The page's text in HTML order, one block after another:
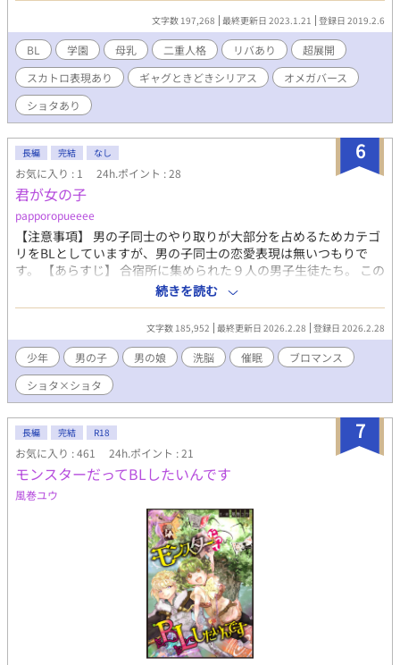
ののBLに挑戦してみました。 拙いお話ですが、読んで下さる方は
どうぞよろしくお願いします。
描写、阿呆描写の多い作品です。 ※2 番外編はより変態的な展
開になっています 現在、筆者のネタ切れ感がすごいあります(汗)
私の力で書ける範囲であれば何とか書くようにします！ 感想あた
りでなんなりとどうぞ！ 人目に見える感想ではちょっとという方
は筆者のページにツイッターＵＲＬ貼っているのでＤＭを！ 【近
況報告】 20.02.10 新話「痴漢するな(3)」を投稿しました。良い
最終回だった……。 20.02.11 「記憶喪失になるな(2)」を投稿し
20.02.12 「俺達を子供にするな(1)」を投稿します。ショタ×ショ
タ 好きかい？ 20.02.14 「好きな子をレイプしてしまったんです
がどうすれば良いですか(1)」を投稿しました。 書きたいネタを番
外編にしました。 20.02.17 「好きな子をレイプしてしまったんで
すがどうすれば良いですか(2)」を投稿しました。 初めてをいただ
く話は最高だぜ！！ 20.02.18 「好きな子をレイプしてしまったん
ですがどうすれば良いですか(3)」を投稿します。 本編よりいい最
終回……ではなく(4)で終了予定です。 20.02.19 好きな子をレイ
プしてしまったんですがどうすれば良いですか(4)投稿しました。
やっぱハッピーエンド大好き。 そして、 新たな保健室の物語が幕
開けか！？ 20.02.20 ノンケの腐男子ですけどBL創作のために彼
氏が欲しいんですが(1)を投稿します。 小説家たるもの、リアルな
経験をしないとな！ 21.03.08 読者様にスクリーン越しにリモート
土下座します。久々の投稿で申し訳ないです。とりあえず生きて
います。学園生活編として最新話「座薬で感じるな！」を投稿し
ました。一応R18描写ありますが、一日外出録ハンチョ○なみに
に商品のステマやっている描写もあります。 21.03.21 二重人格の
子と付き合いたいのですがどうすれば良いでしょうか？ 一気に完
結まで五話公開しました！ 一番闇の深いヒロイン♂ができあが
りました。 23.01.21 番外編：校医の不純同性交遊相談所で 亡く
なった彼女の弟を好きになってしまいましたを投稿しました。 一
年以上新作を投稿するきになれなかったわ……。 闇深さとエロさ
をミックスしたお話になりました。 23.08.13 表紙に今作の受男子
の清美君のイメージ(AIイラスト)を追加しました。
文字数 197,268 最終更新日 2023.1.21 登録日 2019.2.6
BL 学園 母乳 二重人格 リバあり
超展開
スカトロ表現あり
ギャグときどきシリアス
オメガバース
ショタあり
6
長編 完結 なし
お気に入り : 1 24h.ポイント : 28
君が女の子
papporopueeee
【注意事項】 男の子同士のやり取りが大部分を占めるためカテゴ
リをBLとしていますが、男の子同士の恋愛表現は無いつもりで
す。 【あらすじ】 合宿所に集められた９人の男子生徒たち。 この
中で男の子なのは１人だけ、残りは心が女の子だと狂ったAIが言
いました。 毎晩の話し合いで心の中の女の子を暴かれた生徒は、
AIによって素直な女の子に洗脳されてしまいます。 秘密を守りた
いなら、男の子のままでいたいなら、誰かに女の子を押し付けな
ければなりません。 あらすじは以上です。 それでは――女の子を
決める話し合いを始めてください。
続きを読む
文字数 185,952 最終更新日 2026.2.28 登録日 2026.2.28
少年 男の子 男の娘 洗脳 催眠
ブロマンス
ショタ×ショタ
7
長編 完結 R18
お気に入り : 461 24h.ポイント : 21
モンスターだってBLしたいんです
風巻ユウ